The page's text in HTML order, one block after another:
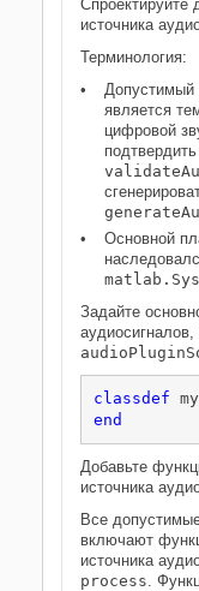
Спроектируйте
источника
Терминология:
Допустимый
является
цифровой
Основной
Задайте
classdef
end
Добавьте
источника
Все
включают
источника
process.